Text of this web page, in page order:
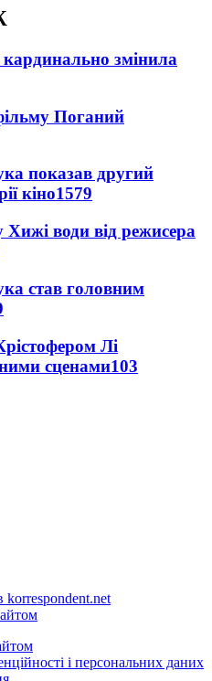
змінила
Поганий
показав другий
кіно1579
води від режисера
став головним
Лі
сценами103
korrespondent.net
і персональних даних